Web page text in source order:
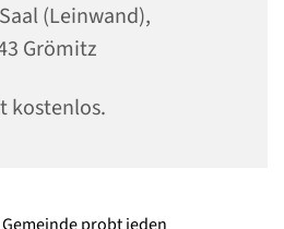
(Leinwand),
Grömitz
kostenlos.